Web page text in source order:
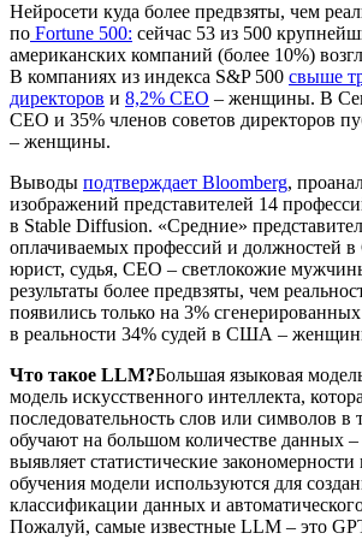
Нейросети куда более предвзяты, чем
по Fortune 500: сейчас 53 из 500
американских компаний (более 10%)
В компаниях из индекса S&P 500 свыше
директоров и 8,2% CEO – женщины. В
CEO и 35% членов советов директоров
– женщины.
Выводы подтверждает Bloomberg,
изображений представителей 14
в Stable Diffusion. «Средние»
оплачиваемых профессий и должностей
юрист, судья, CEO – светлокожие
результаты более предвзяты, чем
появились только на 3%
в реальности 34% судей в США –
Что такое LLM?Большая языковая
модель искусственного интеллекта,
последовательность слов или символов в
обучают на большом количестве данных –
выявляет статистические
обучения модели используются для
классификации данных и
Пожалуй, самые известные LLM – это